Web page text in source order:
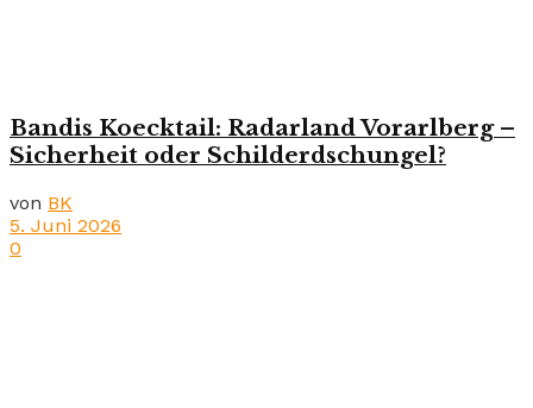
Bandis Koecktail: Radarland Vorarlberg –
Sicherheit oder Schilderdschungel?
von BK
5. Juni 2026
0